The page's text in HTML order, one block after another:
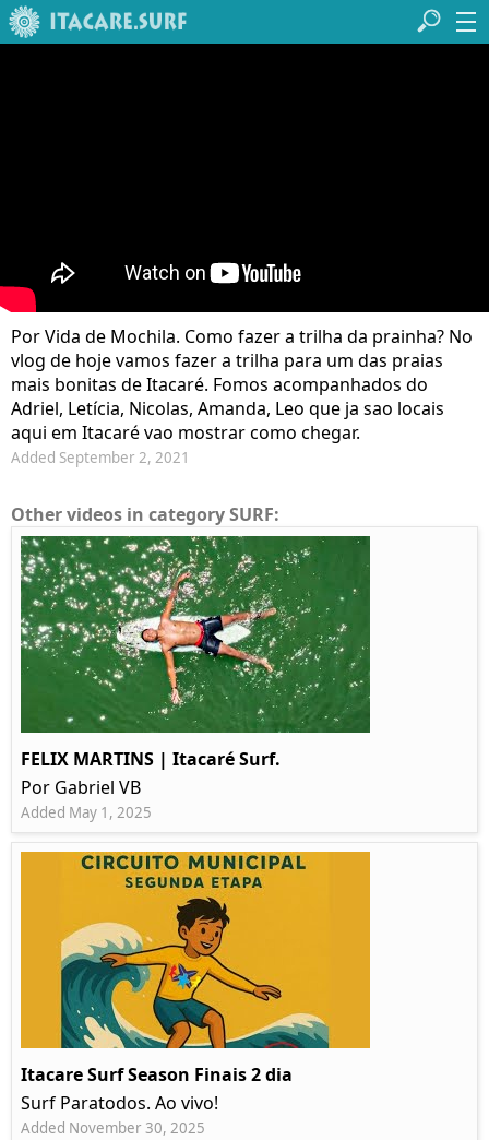
Por Vida de Mochila. Como fazer a trilha da prainha? No
vlog de hoje vamos fazer a trilha para um das praias
mais bonitas de Itacaré. Fomos acompanhados do
Adriel, Letícia, Nicolas, Amanda, Leo que ja sao locais
aqui em Itacaré vao mostrar como chegar.
Added September 2, 2021
Other videos in category SURF:
FELIX MARTINS | Itacaré Surf.
Por Gabriel VB
Added May 1, 2025
Itacare Surf Season Finais 2 dia
Surf Paratodos. Ao vivo!
Added November 30, 2025